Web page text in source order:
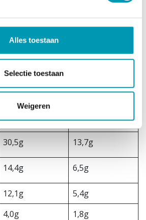
Alles toestaan
Selectie toestaan
Weigeren
Per 100g Per portie
372kcal/1559kJ 168kcal/701kJ
13,1g
6,9g
30,5g 13,7g
14,4g 6,5g
12,1g
5,4g
4,0g
1,8g